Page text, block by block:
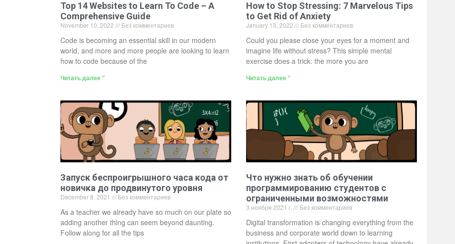
Top 14 Websites to Learn To Code – A
Comprehensive Guide
November 10, 2022 Без комментариев
Code is becoming an essential skill in our modern
world, and more and more people are looking to learn
how to code because of the
Читать далее "
How to Stop Stressing: 7 Marvelous Tips
to Get Rid of Anxiety
January 13, 2022 Без комментариев
Could you please close your eyes for a moment and
imagine life without stress? This simple mental
exercise does a trick: the more you are
Читать далее "
Запуск беспроигрышного часа кода от
новичка до продвинутого уровня
December 8, 2021 Без комментариев
As a teacher we already have so much on our plate so
adding another thing can seem beyond daunting.
Follow along for all the tips
Что нужно знать об обучении
программированию студентов с
ограниченными возможностями
3 ноября 2021 г. Без комментариев
Digital transformation is changing everything from the
business and corporate world down to learning